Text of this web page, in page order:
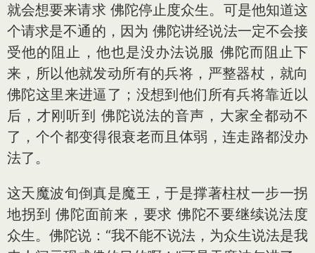
就会想要来请求 佛陀停止度众生。可是他知道这
个请求是不通的，因为 佛陀讲经说法一定不会接
受他的阻止，他也是没办法说服 佛陀而阻止下
来，所以他就发动所有的兵将，严整器杖，就向
佛陀这里来进逼了；没想到他们所有兵将靠近以
后，才刚听到 佛陀说法的音声，大家全都动不
了，个个都变得很衰老而且体弱，连走路都没办
法了。
这天魔波旬倒真是魔王，于是撑著柱杖一步一拐
地拐到 佛陀面前来，要求 佛陀不要继续说法度
众生。佛陀说：“我不能不说法，为众生说法是我